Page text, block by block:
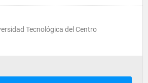
Tecnológica del Centro